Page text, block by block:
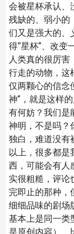
会被星杯承认、
残缺的、弱小的
们又是强大的、
得“星杯”、改变
人类真的很厉
行走的动物，这
仅两颗心的信念
神”，就是这样
有何妨？我们是
神明，不是吗？
独白，难道没有
以上，很多都是
西，可能会有人
实很粗糙，评论
完即止的那种，
细细品味的剧场
基本上是同一类